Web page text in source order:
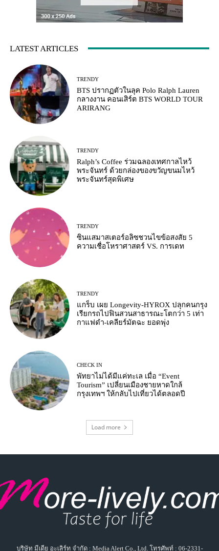
LATEST ARTICLES
TRENDY
BTS ปรากฏตัวในลุค Polo Ralph Lauren
กลางงาน คอนเสิร์ต BTS WORLD TOUR
ARIRANG
TRENDY
Ralph’s Coffee ร่วมฉลองเทศกาลไหว้
พระจันทร์ ด้วยกล่องของขวัญขนมไหว้
พระจันทร์สุดพิเศษ
TRENDY
ซินแสมาสเตอร์อลิซชวนไขข้อสงสัย 5
ความเชื่อโหราศาสตร์ VS. การเดท
TRENDY
แกร็บ เผย Longevity-HYROX ปลุกคนกรุง
เรียกรถไปฟินสวนสาธารณะโตกว่า 5 เท่า
กาแฟดำ-เคลียร์มัตฉะ ยอดพุ่ง
CHECK IN
พัทยาไม่ได้มีแค่ทะเล เมื่อ “Event
Tourism” เปลี่ยนเมืองชายหาดใกล้
กรุงเทพฯ ให้กลับไปเที่ยวได้ตลอดปี
Load more
บริษัท มีเดีย อะเลิร์ท จำกัด : Media Alert Co., Ltd. โทรศัพท์ : 06-2331-